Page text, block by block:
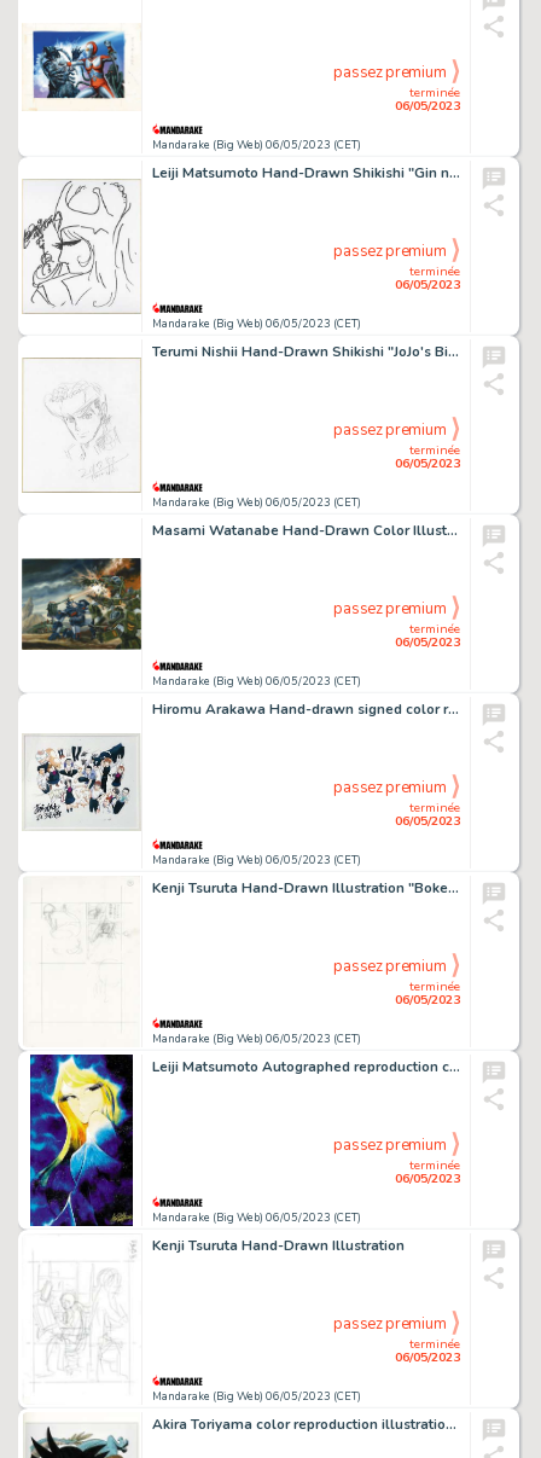
Mandarake (Big Web) 06/05/2023 (CET)
terminée
06/05/2023
passez premium
Leiji Matsumoto Hand-Drawn Shikishi "Gin no Koshika"
Mandarake (Big Web) 06/05/2023 (CET)
terminée
06/05/2023
passez premium
Terumi Nishii Hand-Drawn Shikishi "JoJo's Bizarre Adventure" Josuke Higashikata
Mandarake (Big Web) 06/05/2023 (CET)
terminée
06/05/2023
passez premium
Masami Watanabe Hand-Drawn Color Illustration "Fang of the Sun Dougram"
Mandarake (Big Web) 06/05/2023 (CET)
terminée
06/05/2023
passez premium
Hiromu Arakawa Hand-drawn signed color reproduction illustration "Gin no Saji"
Mandarake (Big Web) 06/05/2023 (CET)
terminée
06/05/2023
passez premium
Kenji Tsuruta Hand-Drawn Illustration "Boken Erekite Island"
Mandarake (Big Web) 06/05/2023 (CET)
terminée
06/05/2023
passez premium
Leiji Matsumoto Autographed reproduction color illustration "Starsha / Space Battleship Yamato Series"
Mandarake (Big Web) 06/05/2023 (CET)
terminée
06/05/2023
passez premium
Kenji Tsuruta Hand-Drawn Illustration
Mandarake (Big Web) 06/05/2023 (CET)
terminée
06/05/2023
passez premium
Akira Toriyama color reproduction illustration "Dragon Ball" Goku and Shenron